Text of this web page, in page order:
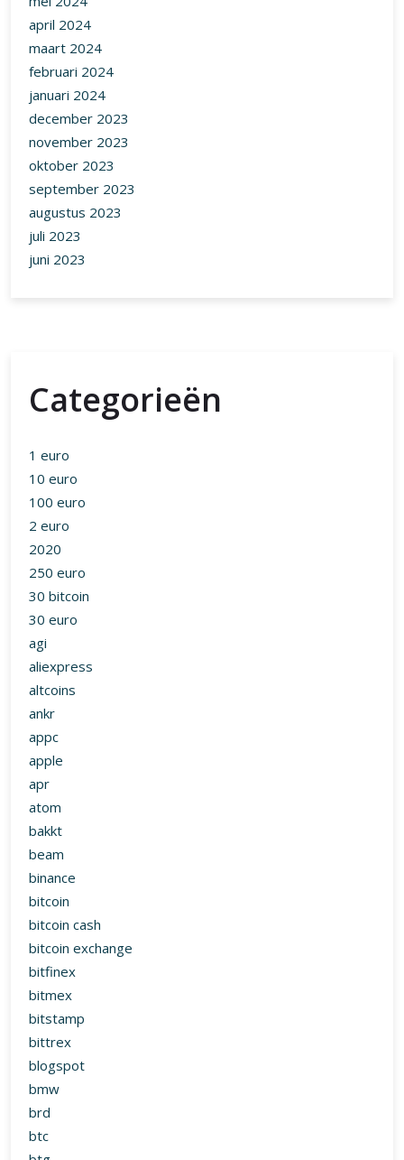
april 2024
maart 2024
februari 2024
januari 2024
december 2023
november 2023
oktober 2023
september 2023
augustus 2023
juli 2023
juni 2023
Categorieën
1 euro
10 euro
100 euro
2 euro
2020
250 euro
30 bitcoin
30 euro
agi
aliexpress
altcoins
ankr
appc
apple
apr
atom
bakkt
beam
binance
bitcoin
bitcoin cash
bitcoin exchange
bitfinex
bitmex
bitstamp
bittrex
blogspot
bmw
brd
btc